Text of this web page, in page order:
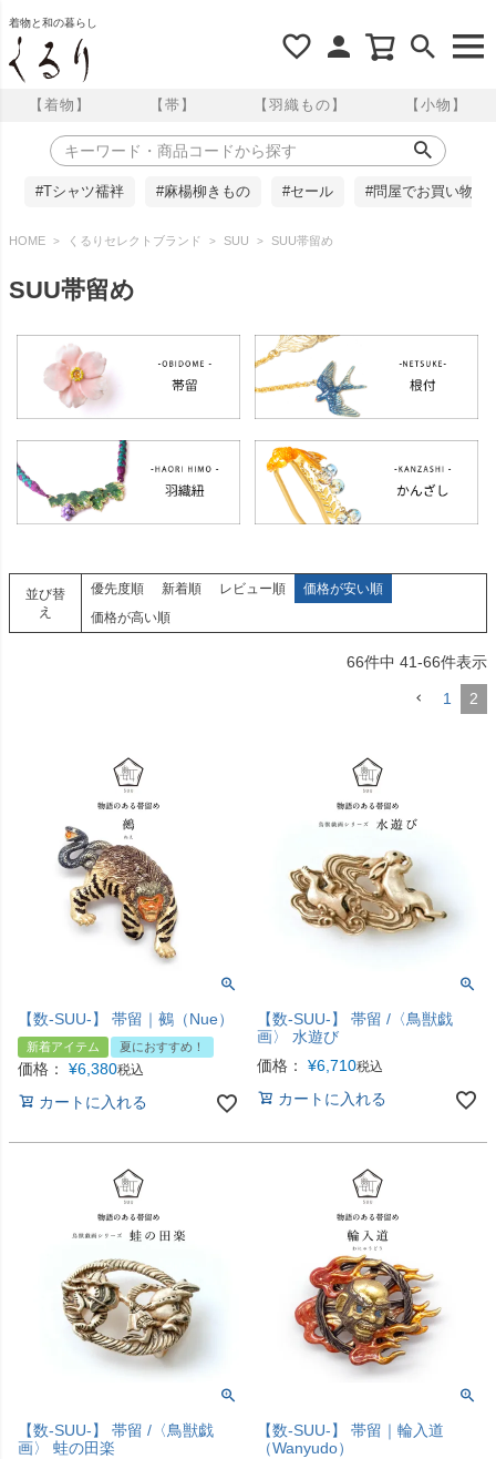
着物と和の暮らし
【着物】 【帯】 【羽織もの】 【小物】
#Tシャツ襦袢 #麻楊柳きもの #セール #問屋でお買い物
HOME くるりセレクトブランド SUU SUU帯留め
SUU帯留め
並び替
え
優先度順 新着順 レビュー順
価格が安い順
価格が高い順
66件中 41-66件表示
1 2
【数-SUU-】 帯留｜鵺（Nue）
新着アイテム 夏におすすめ！
価格： ¥6,380税込
カートに入れる
【数-SUU-】 帯留 /〈鳥獣戯
画〉 水遊び
価格：
¥6,710税込
カートに入れる
【数-SUU-】 帯留 /〈鳥獣戯
画〉 蛙の田楽
【数-SUU-】 帯留｜輪入道
（Wanyudo）